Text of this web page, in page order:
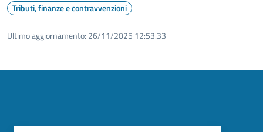
Tributi, finanze e contravvenzioni
Ultimo aggiornamento: 26/11/2025 12:53.33